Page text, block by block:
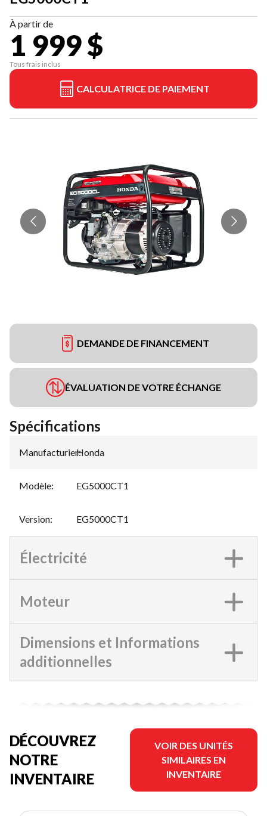
À partir de
1 999 $
Tous frais inclus
CALCULATRICE DE PAIEMENT
DEMANDE DE FINANCEMENT
ÉVALUATION DE VOTRE ÉCHANGE
Spécifications
Manufacturier:
Honda
Modèle: EG5000CT1
Version: EG5000CT1
Électricité
Moteur
Dimensions et Informations
additionnelles
DÉCOUVREZ
NOTRE
INVENTAIRE
VOIR DES UNITÉS
SIMILAIRES EN
INVENTAIRE